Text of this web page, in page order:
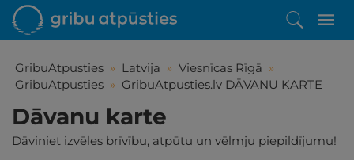
GribuAtpusties » Latvija » Viesnīcas Rīgā »
GribuAtpusties » GribuAtpusties.lv DĀVANU KARTE
Dāvanu karte
Dāviniet izvēles brīvību, atpūtu un vēlmju piepildījumu!